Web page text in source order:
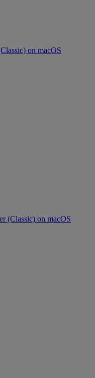
on macOS
(Classic) on macOS